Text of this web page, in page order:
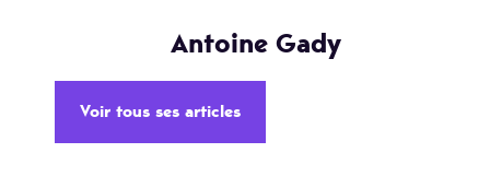
Antoine Gady
Voir tous ses articles